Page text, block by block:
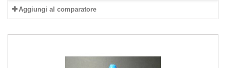
Aggiungi al comparatore